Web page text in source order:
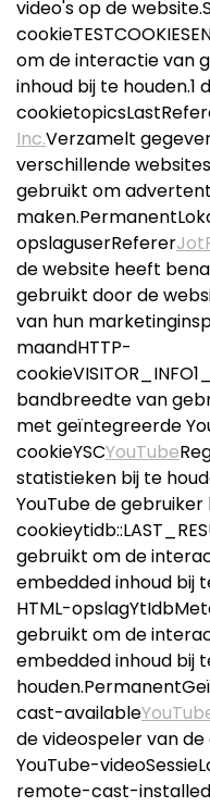
video's op de
om de interactie van
inhoud bij te houden.1
Inc.Verzamelt
verschillende
gebruikt om
opslaguserReferer
de website heeft
gebruikt door de
van hun
maandHTTP-
bandbreedte van
met geïntegreerde
cookieYSCYouTube
statistieken bij te
YouTube de gebruiker
gebruikt om de
embedded inhoud bij
HTML-
gebruikt om de
embedded inhoud bij
cast-available
de videospeler van
YouTube-
remote-cast-installed